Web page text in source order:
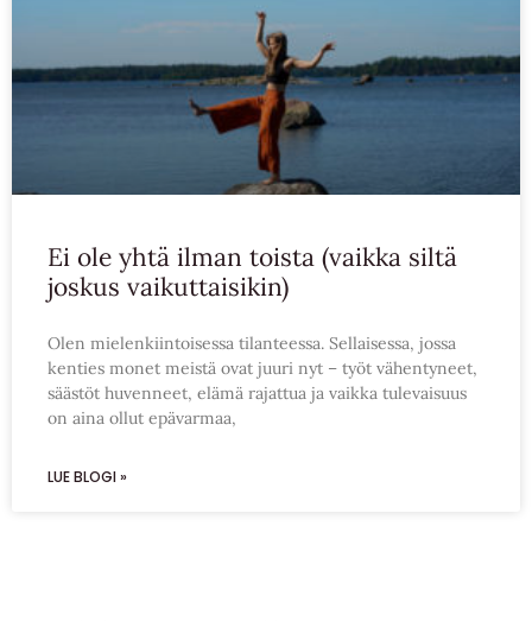
Ei ole yhtä ilman toista (vaikka siltä
joskus vaikuttaisikin)
Olen mielenkiintoisessa tilanteessa. Sellaisessa, jossa
kenties monet meistä ovat juuri nyt – työt vähentyneet,
säästöt huvenneet, elämä rajattua ja vaikka tulevaisuus
on aina ollut epävarmaa,
LUE BLOGI »